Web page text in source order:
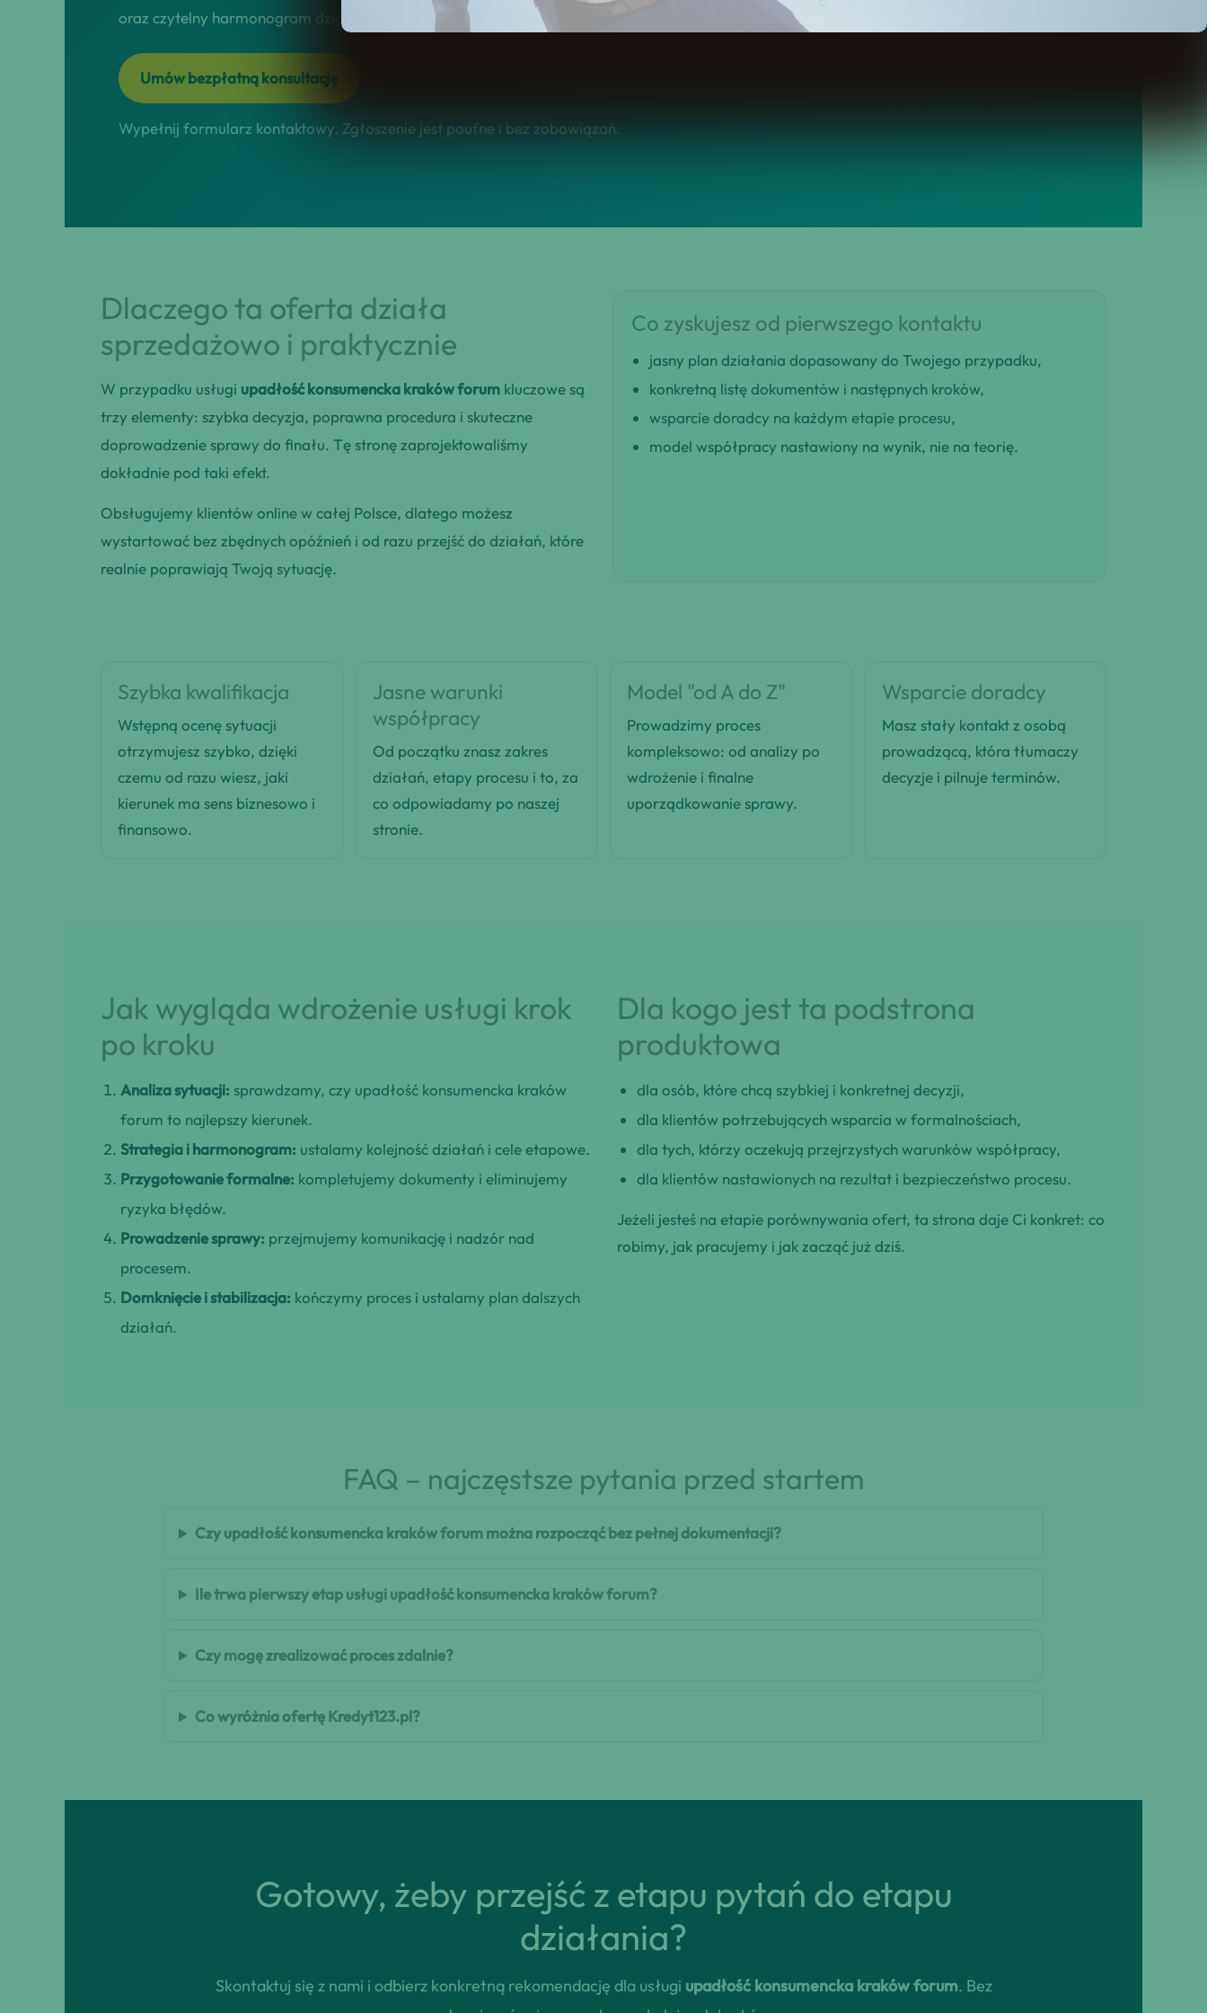
oraz czytelny harmonogram działań online w całej Polsce.
Umów bezpłatną konsultację
Wypełnij formularz kontaktowy. Zgłoszenie jest poufne i bez zobowiązań.
Dlaczego ta oferta działa
sprzedażowo i praktycznie
W przypadku usługi upadłość konsumencka kraków forum kluczowe są
trzy elementy: szybka decyzja, poprawna procedura i skuteczne
doprowadzenie sprawy do finału. Tę stronę zaprojektowaliśmy
dokładnie pod taki efekt.
Obsługujemy klientów online w całej Polsce, dlatego możesz
wystartować bez zbędnych opóźnień i od razu przejść do działań, które
realnie poprawiają Twoją sytuację.
Co zyskujesz od pierwszego kontaktu
jasny plan działania dopasowany do Twojego przypadku,
konkretną listę dokumentów i następnych kroków,
wsparcie doradcy na każdym etapie procesu,
model współpracy nastawiony na wynik, nie na teorię.
Szybka kwalifikacja
Wstępną ocenę sytuacji
otrzymujesz szybko, dzięki
czemu od razu wiesz, jaki
kierunek ma sens biznesowo i
finansowo.
Jasne warunki
współpracy
Od początku znasz zakres
działań, etapy procesu i to, za
co odpowiadamy po naszej
stronie.
Model "od A do Z"
Prowadzimy proces
kompleksowo: od analizy po
wdrożenie i finalne
uporządkowanie sprawy.
Wsparcie doradcy
Masz stały kontakt z osobą
prowadzącą, która tłumaczy
decyzje i pilnuje terminów.
Jak wygląda wdrożenie usługi krok
po kroku
Analiza sytuacji: sprawdzamy, czy upadłość konsumencka kraków
forum to najlepszy kierunek.
Strategia i harmonogram: ustalamy kolejność działań i cele etapowe.
Przygotowanie formalne: kompletujemy dokumenty i eliminujemy
ryzyka błędów.
Prowadzenie sprawy: przejmujemy komunikację i nadzór nad
procesem.
Domknięcie i stabilizacja: kończymy proces i ustalamy plan dalszych
działań.
Dla kogo jest ta podstrona
produktowa
dla osób, które chcą szybkiej i konkretnej decyzji,
dla klientów potrzebujących wsparcia w formalnościach,
dla tych, którzy oczekują przejrzystych warunków współpracy,
dla klientów nastawionych na rezultat i bezpieczeństwo procesu.
Jeżeli jesteś na etapie porównywania ofert, ta strona daje Ci konkret: co
robimy, jak pracujemy i jak zacząć już dziś.
FAQ – najczęstsze pytania przed startem
Czy upadłość konsumencka kraków forum można rozpocząć bez pełnej dokumentacji?
Ile trwa pierwszy etap usługi upadłość konsumencka kraków forum?
Czy mogę zrealizować proces zdalnie?
Co wyróżnia ofertę Kredyt123.pl?
Gotowy, żeby przejść z etapu pytań do etapu
działania?
Skontaktuj się z nami i odbierz konkretną rekomendację dla usługi upadłość konsumencka kraków forum. Bez